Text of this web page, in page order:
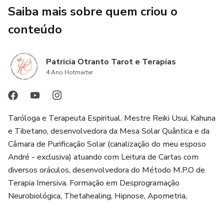
Saiba mais sobre quem criou o
conteúdo
Patricia Otranto Tarot e Terapias
4 Ano Hotmarter
Taróloga e Terapeuta Espiritual. Mestre Reiki Usui, Kahuna
e Tibetano, desenvolvedora da Mesa Solar Quântica e da
Câmara de Purificação Solar (canalização do meu esposo
André - exclusiva) atuando com Leitura de Cartas com
diversos oráculos, desenvolvedora do Método M.P.O de
Terapia Imersiva. Formação em Desprogramação
Neurobiológica, Thetahealing, Hipnose, Apometria,